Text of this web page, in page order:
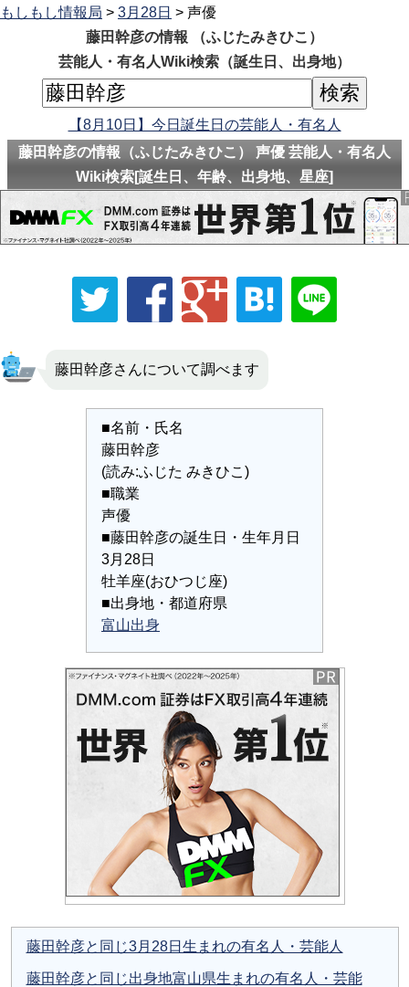
もしもし情報局 > 3月28日 > 声優
藤田幹彦の情報 （ふじたみきひこ）
芸能人・有名人Wiki検索（誕生日、出身地）
【8月10日】今日誕生日の芸能人・有名人
藤田幹彦の情報（ふじたみきひこ） 声優 芸能人・有名人
Wiki検索[誕生日、年齢、出身地、星座]
藤田幹彦さんについて調べます
■名前・氏名
藤田幹彦
(読み:ふじた みきひこ)
■職業
声優
■藤田幹彦の誕生日・生年月日
3月28日
牡羊座(おひつじ座)
■出身地・都道府県
富山出身
藤田幹彦と同じ3月28日生まれの有名人・芸能人
藤田幹彦と同じ出身地富山県生まれの有名人・芸能